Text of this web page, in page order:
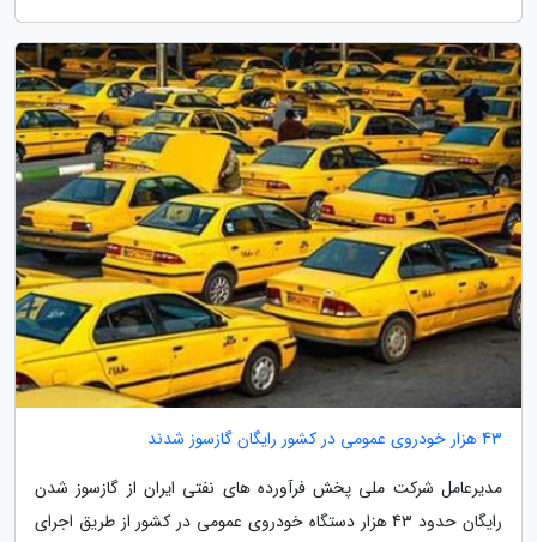
43 هزار خودروی عمومی در کشور رایگان گازسوز شدند
مدیرعامل شرکت ملی پخش فرآورده های نفتی ایران از گازسوز شدن
رایگان حدود 43 هزار دستگاه خودروی عمومی در کشور از طریق اجرای